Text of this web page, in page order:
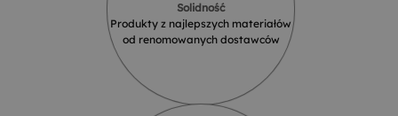
Solidność
Produkty z najlepszych materiałów
od renomowanych dostawców